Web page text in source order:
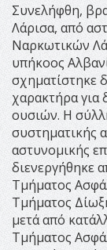
Συνελήφθη,
Λάρισα, από
Ναρκωτικών
υπήκοος
σχηματίστηκε
χαρακτήρα για
ουσιών. Η
συστηματικής
αστυνομικής
διενεργήθηκε
Τμήματος
Τμήματος
μετά από
Τμήματος